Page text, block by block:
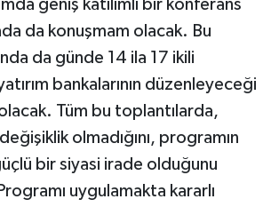
geniş katılımlı bir konferans
da konuşmam olacak. Bu
da günde 14 ila 17 ikili
bankalarının düzenleyeceği
Tüm bu toplantılarda,
olmadığını, programın
bir siyasi irade olduğunu
uygulamakta kararlı